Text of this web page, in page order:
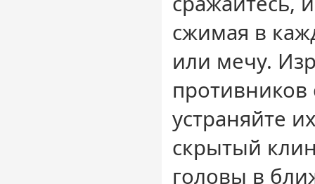
сжимая в
или мечу.
противников
устраняйте
скрытый
головы в